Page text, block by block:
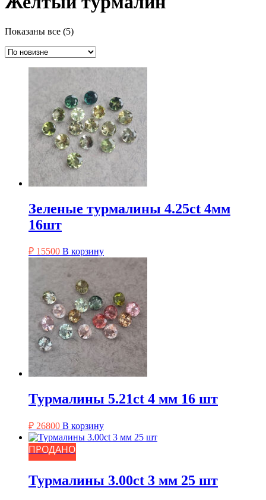
Показаны все (5)Сортировка:
недавние
Зеленые турмалины 4.25ct 4мм
16шт
₽ 15500 В корзину
Турмалины 5.21ct 4 мм 16 шт
₽ 26800 В корзину
ПРОДАНО
Турмалины 3.00ct 3 мм 25 шт